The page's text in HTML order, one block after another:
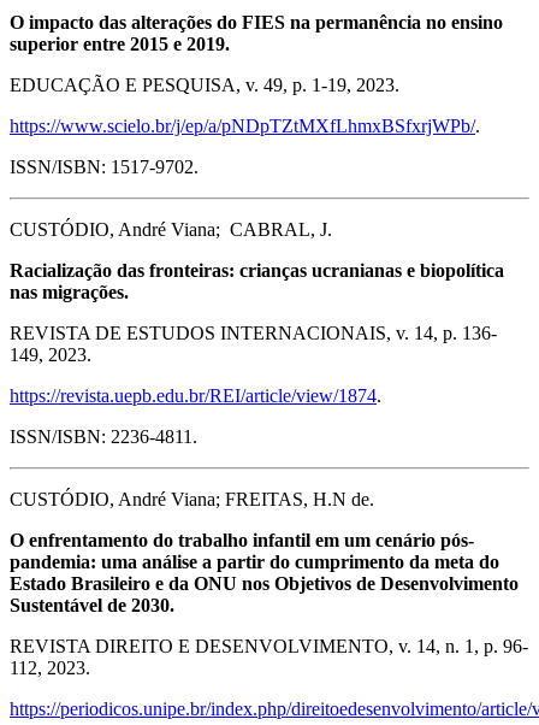
O impacto das alterações do FIES na permanência no ensino
superior entre 2015 e 2019.
EDUCAÇÃO E PESQUISA, v. 49, p. 1-19, 2023.
https://www.scielo.br/j/ep/a/pNDpTZtMXfLhmxBSfxrjWPb/.
ISSN/ISBN: 1517-9702.
CUSTÓDIO, André Viana; CABRAL, J.
Racialização das fronteiras: crianças ucranianas e biopolítica
nas migrações.
REVISTA DE ESTUDOS INTERNACIONAIS, v. 14, p. 136-
149, 2023.
https://revista.uepb.edu.br/REI/article/view/1874.
ISSN/ISBN: 2236-4811.
CUSTÓDIO, André Viana; FREITAS, H.N de.
O enfrentamento do trabalho infantil em um cenário pós-
pandemia: uma análise a partir do cumprimento da meta do
Estado Brasileiro e da ONU nos Objetivos de Desenvolvimento
Sustentável de 2030.
REVISTA DIREITO E DESENVOLVIMENTO, v. 14, n. 1, p. 96-
112, 2023.
https://periodicos.unipe.br/index.php/direitoedesenvolvimento/